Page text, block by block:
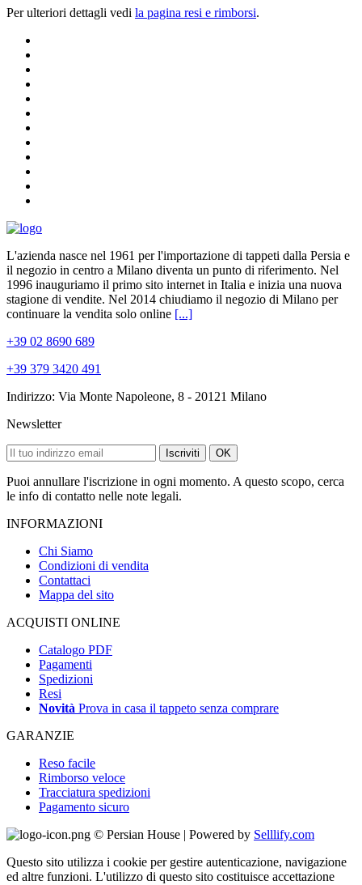
Per ulteriori dettagli vedi la pagina resi e rimborsi.
L'azienda nasce nel 1961 per l'importazione di tappeti dalla Persia e
il negozio in centro a Milano diventa un punto di riferimento. Nel
1996 inauguriamo il primo sito internet in Italia e inizia una nuova
stagione di vendite. Nel 2014 chiudiamo il negozio di Milano per
continuare la vendita solo online [...]
+39 02 8690 689
+39 379 3420 491
Indirizzo: Via Monte Napoleone, 8 - 20121 Milano
Newsletter
Iscriviti OK
Puoi annullare l'iscrizione in ogni momento. A questo scopo, cerca
le info di contatto nelle note legali.
INFORMAZIONI
Chi Siamo
Condizioni di vendita
Contattaci
Mappa del sito
ACQUISTI ONLINE
Catalogo PDF
Pagamenti
Spedizioni
Resi
Novità Prova in casa il tappeto senza comprare
GARANZIE
Reso facile
Rimborso veloce
Tracciatura spedizioni
Pagamento sicuro
© Persian House | Powered by Selllify.com
Questo sito utilizza i cookie per gestire autenticazione, navigazione
ed altre funzioni. L'utilizzo di questo sito costituisce accettazione